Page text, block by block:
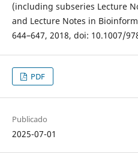
(including subseries Lecture
and Lecture Notes in
644–647, 2018, doi: 10.1007/
PDF
Publicado
2025-07-01